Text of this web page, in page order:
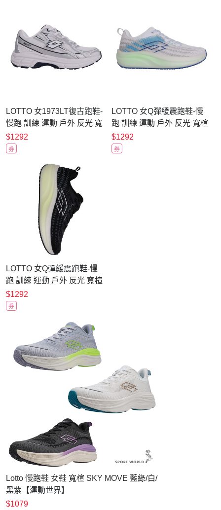
LOTTO 女1973LT復古跑鞋-
慢跑 訓練 運動 戶外 反光 寬
楦 LT6AWR6648 白銀丈青
$1292
券
LOTTO 女Q彈緩震跑鞋-慢
跑 訓練 運動 戶外 反光 寬楦
LT6AWR6746 白藍灰淺綠
$1292
券
LOTTO 女Q彈緩震跑鞋-慢
跑 訓練 運動 戶外 反光 寬楦
LT6AWR6740 黑灰銀淺黃
$1292
券
Lotto 慢跑鞋 女鞋 寬楦 SKY MOVE 藍綠/白/
黑紫【運動世界】
LT5AWR0176/LT5AWR0179/LT5AWR0170
$1079